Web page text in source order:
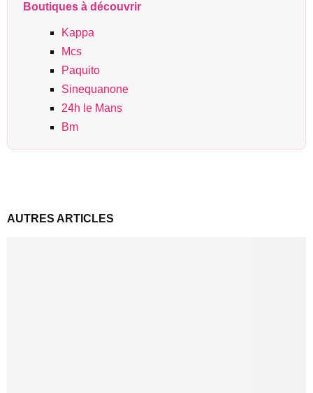
Boutiques à découvrir
Kappa
Mcs
Paquito
Sinequanone
24h le Mans
Bm
AUTRES ARTICLES